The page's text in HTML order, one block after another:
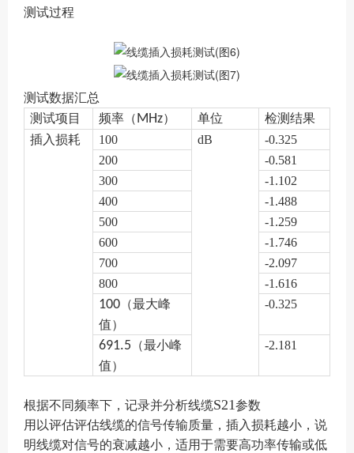
测试过程
测试数据汇总
测试项目
频率（MHz） 单位
检测结果
插入损耗
100 dB
-0.325
200
-0.581
300
-1.102
400
-1.488
500
-1.259
600
-1.746
700
-2.097
800
-1.616
100 （最大峰
值）
-0.325
691.5 （最小峰
值）
-2.181
根据不同频率下，记录并分析线缆S21参数
用以评估评估线缆的信号传输质量，插入损耗越小，说
明线缆对信号的衰减越小，适用于需要高功率传输或低